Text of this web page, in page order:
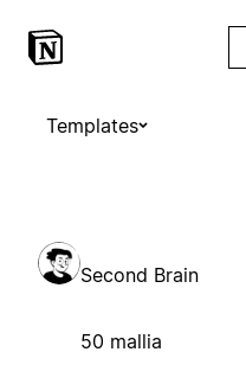
Templates
Second Brain
50 mallia